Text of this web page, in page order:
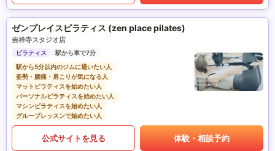
ゼンプレイスピラティス (zen place pilates)
吉祥寺スタジオ店
ピラティス
駅から車で7分
駅から5分以内のジムに通いたい人
姿勢・腰痛・肩こりが気になる人
マットピラティスを始めたい人
パーソナルピラティスを始めたい人
マシンピラティスを始めたい人
グループレッスンで始めたい人
公式サイトを見る 体験・相談予約